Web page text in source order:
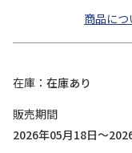
商品に
在庫
在庫あり
販売期間
2026年05月18日～